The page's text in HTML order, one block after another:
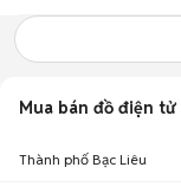
Mua bán đồ điện tử
Thành phố Bạc Liêu